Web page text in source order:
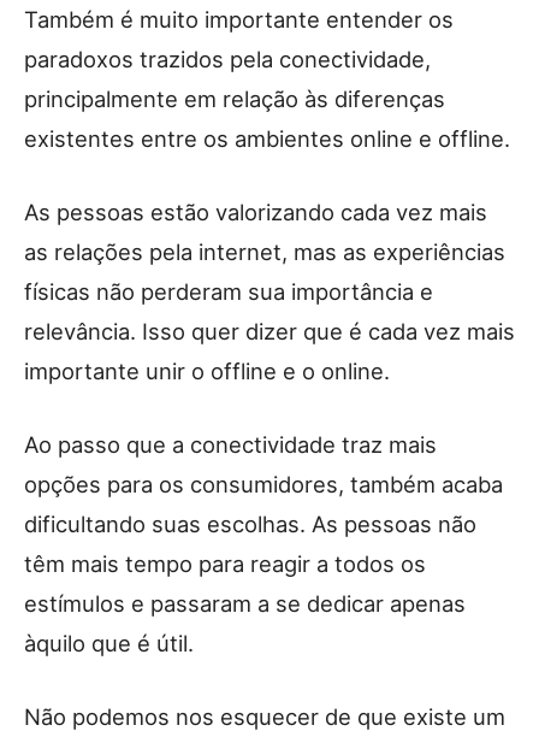
Também é muito importante entender os
paradoxos trazidos pela conectividade,
principalmente em relação às diferenças
existentes entre os ambientes online e offline.
As pessoas estão valorizando cada vez mais
as relações pela internet, mas as experiências
físicas não perderam sua importância e
relevância. Isso quer dizer que é cada vez mais
importante unir o offline e o online.
Ao passo que a conectividade traz mais
opções para os consumidores, também acaba
dificultando suas escolhas. As pessoas não
têm mais tempo para reagir a todos os
estímulos e passaram a se dedicar apenas
àquilo que é útil.
Não podemos nos esquecer de que existe um